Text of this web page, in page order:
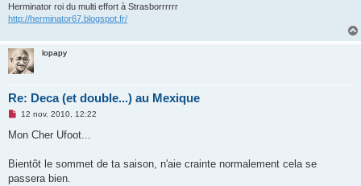
n
o
n
Herminator roi du multi effort à Strasborrrrrr
http://herminator67.blogspot.fr/
lopapy
Re: Deca (et double...) au Mexique
M
s
g
n
12 nov. 2010, 12:22
Mon Cher Ufoot...
Bientôt le sommet de ta saison, n'aie crainte normalement cela se
passera bien.